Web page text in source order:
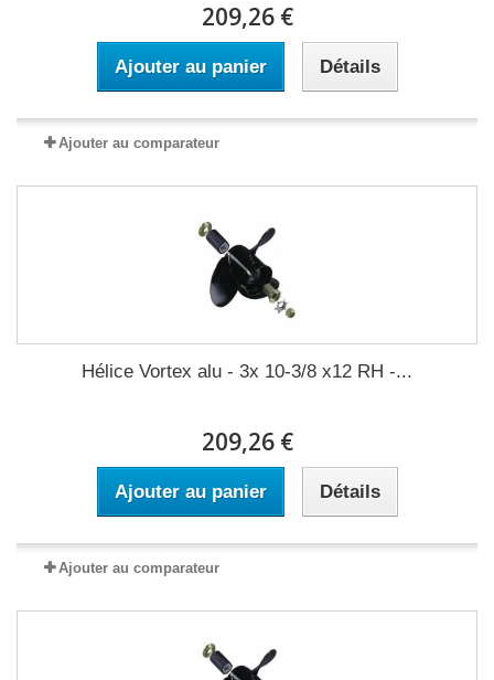
209,26 €
Ajouter au panier Détails
Ajouter au comparateur
Hélice Vortex alu - 3x 10-3/8 x12 RH -...
209,26 €
Ajouter au panier Détails
Ajouter au comparateur